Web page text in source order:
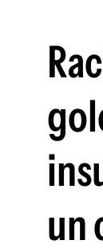
un